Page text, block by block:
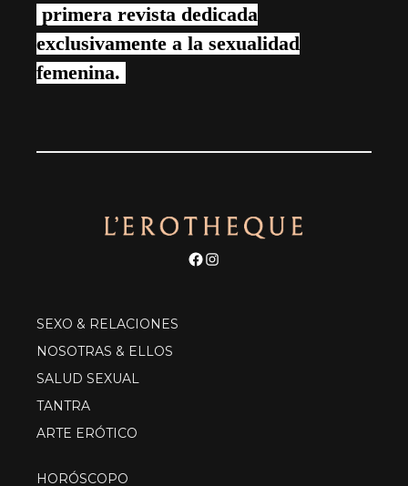
primera revista dedicada
exclusivamente a la sexualidad
femenina.
Facebook
Instagram
SEXO & RELACIONES
NOSOTRAS & ELLOS
SALUD SEXUAL
TANTRA
ARTE ERÓTICO
HORÓSCOPO